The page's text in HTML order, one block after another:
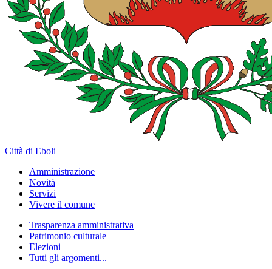
Città di Eboli
Amministrazione
Novità
Servizi
Vivere il comune
Trasparenza amministrativa
Patrimonio culturale
Elezioni
Tutti gli argomenti...